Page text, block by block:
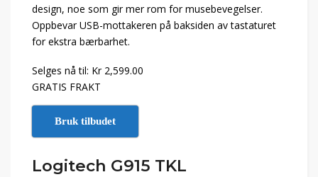
design, noe som gir mer rom for musebevegelser.
Oppbevar USB-mottakeren på baksiden av tastaturet
for ekstra bærbarhet.
Selges nå til: Kr 2,599.00
GRATIS FRAKT
Bruk tilbudet
Logitech G915 TKL